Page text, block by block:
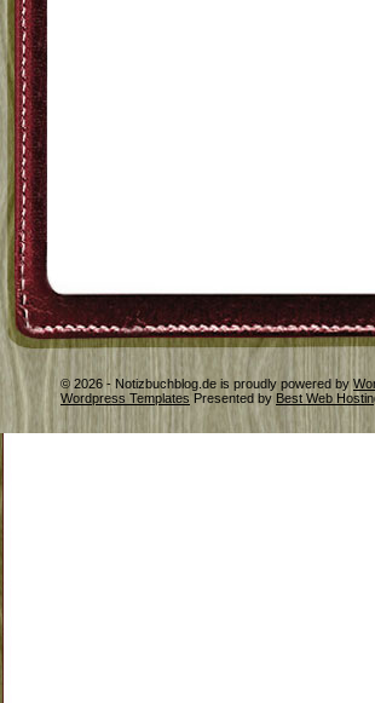
© 2026 - Notizbuchblog.de is proudly powered by
Wordpress Templates Presented by Best Web